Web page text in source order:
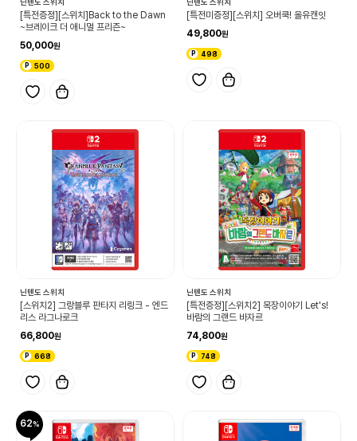
[특전증정][스위치]Back to the Dawn
~브레이크 더 애니멀 프리즌~
50,000
500
[특전미증정][스위치] 오버쿡! 올유캔잇
49,800
498
닌텐도 스위치
[스위치2] 그랑블루 판타지 리링크 - 엔드
리스 라그나로크
66,800
668
닌텐도 스위치
[특전증정][스위치2] 목장이야기 Let's!
바람의 그랜드 바자르
74,800
748
62